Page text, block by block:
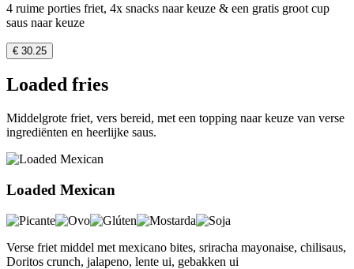
4 ruime porties friet, 4x snacks naar keuze & een gratis groot cup
saus naar keuze
€ 30.25
Loaded fries
Middelgrote friet, vers bereid, met een topping naar keuze van verse
ingrediënten en heerlijke saus.
Loaded Mexican
Verse friet middel met mexicano bites, sriracha mayonaise, chilisaus,
Doritos crunch, jalapeno, lente ui, gebakken ui